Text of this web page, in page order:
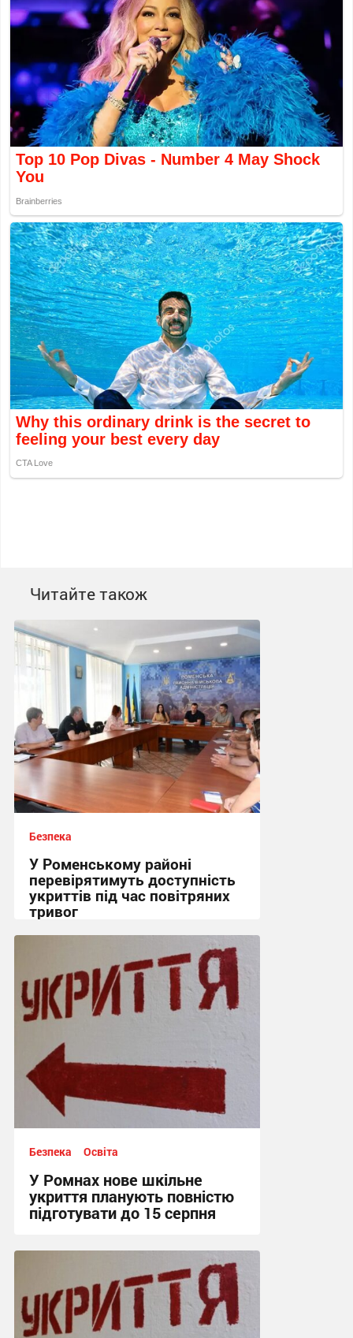
Читайте також
Безпека
У Роменському районі
перевірятимуть доступність
укриттів під час повітряних
тривог
Безпека Освіта
У Ромнах нове шкільне
укриття планують повністю
підготувати до 15 серпня